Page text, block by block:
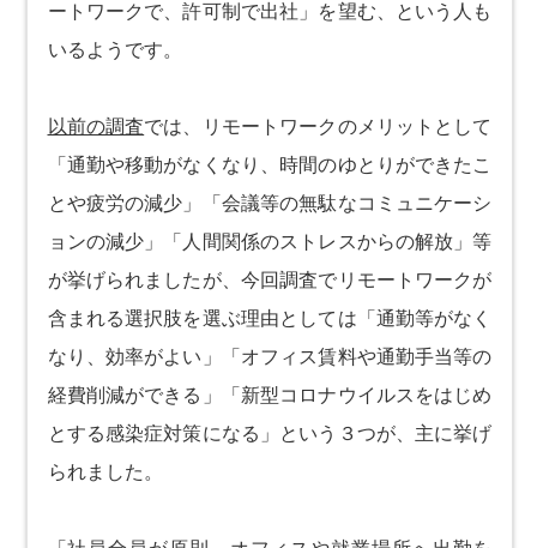
ートワークで、許可制で出社」を望む、という人も
いるようです。
以前の調査では、リモートワークのメリットとして
「通勤や移動がなくなり、時間のゆとりができたこ
とや疲労の減少」「会議等の無駄なコミュニケーシ
ョンの減少」「人間関係のストレスからの解放」等
が挙げられましたが、今回調査でリモートワークが
含まれる選択肢を選ぶ理由としては「通勤等がなく
なり、効率がよい」「オフィス賃料や通勤手当等の
経費削減ができる」「新型コロナウイルスをはじめ
とする感染症対策になる」という３つが、主に挙げ
られました。